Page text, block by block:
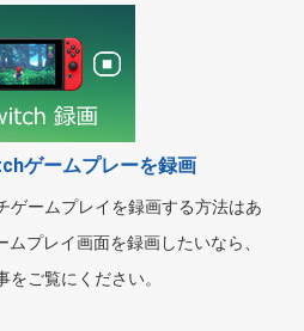
ゲームプレーを録画
ゲームプレイを録画する方法はあ
ムプレイ画面を録画したいなら、
をご覧にください。